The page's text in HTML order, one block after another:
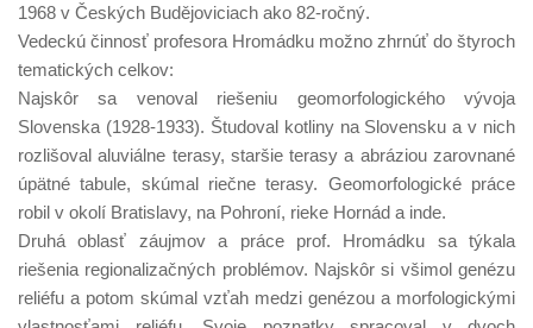
1968 v Českých Budějoviciach ako 82-ročný.
Vedeckú činnosť profesora Hromádku možno zhrnúť do štyroch
tematických celkov:
Najskôr sa venoval riešeniu geomorfologického vývoja
Slovenska (1928-1933). Študoval kotliny na Slovensku a v nich
rozlišoval aluviálne terasy, staršie terasy a abráziou zarovnané
úpätné tabule, skúmal riečne terasy. Geomorfologické práce
robil v okolí Bratislavy, na Pohroní, rieke Hornád a inde.
Druhá oblasť záujmov a práce prof. Hromádku sa týkala
riešenia regionalizačných problémov. Najskôr si všimol genézu
reliéfu a potom skúmal vzťah medzi genézou a morfologickými